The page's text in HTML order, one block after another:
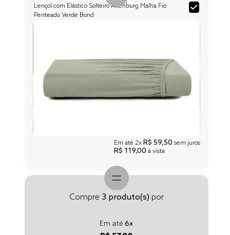
Lençol com Elástico Solteiro Altenburg Malha Fio
Penteado Verde Bond
Em até 2x R$ 59,50 sem juros
R$ 119,00 à vista
Compre 3 produto(s)por
Em até 6x